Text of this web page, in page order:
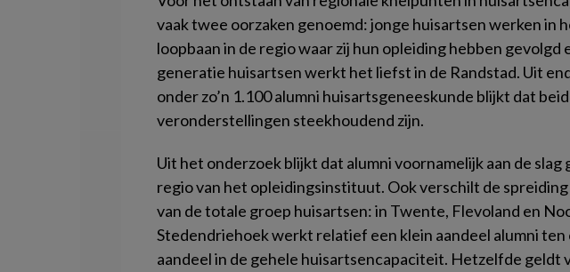
vaak twee oorzaken genoemd: jonge huisartsen werken in
loopbaan in de regio waar zij hun opleiding hebben gevolgd
generatie huisartsen werkt het liefst in de Randstad. Uit
onder zo’n 1.100 alumni huisartsgeneeskunde blijkt dat
veronderstellingen steekhoudend zijn.
Uit het onderzoek blijkt dat alumni voornamelijk aan de slag
regio van het opleidingsinstituut. Ook verschilt de spreiding
van de totale groep huisartsen: in Twente, Flevoland en
Stedendriehoek werkt relatief een klein aandeel alumni ten
aandeel in de gehele huisartsencapaciteit. Hetzelfde geldt